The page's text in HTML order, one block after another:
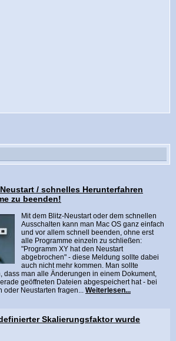
/ schnelles Herunterfahren
zu beenden!
Mit dem Blitz-Neustart oder dem schnellen
Ausschalten kann man Mac OS ganz einfach
und vor allem schnell beenden, ohne erst
alle Programme einzeln zu schließen:
"Programm XY hat den Neustart
abgebrochen" - diese Meldung sollte dabei
auch nicht mehr kommen. Man sollte
dass man alle Änderungen in einem Dokument,
geöffneten Dateien abgespeichert hat - bei
oder Neustarten fragen... Weiterlesen...
Skalierungsfaktor wurde